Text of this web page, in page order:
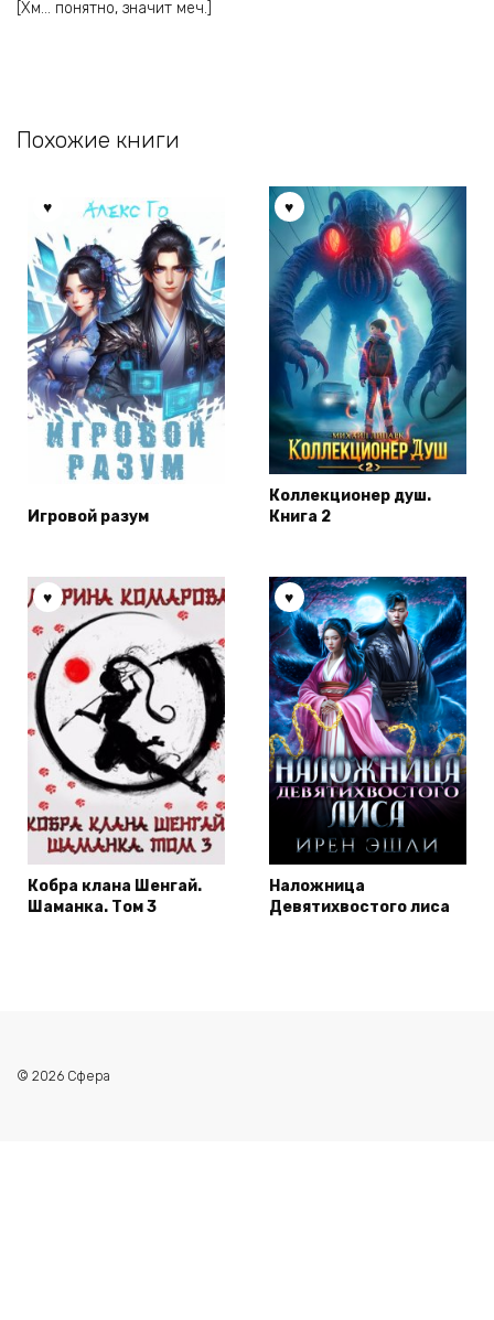
[Хм… понятно, значит меч.]
Похожие книги
Игровой разум
Коллекционер душ.
Книга 2
Кобра клана Шенгай.
Шаманка. Том 3
Наложница
Девятихвостого лиса
© 2026 Сфера